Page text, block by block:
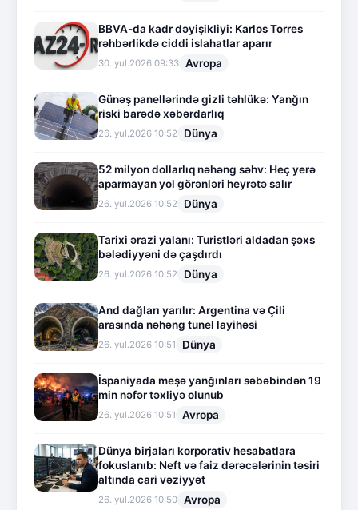
BBVA-da kadr dəyişikliyi: Karlos Torres
rəhbərlikdə ciddi islahatlar aparır
30.İyul.2026 09:33 Avropa
Günəş panellərində gizli təhlükə: Yanğın
riski barədə xəbərdarlıq
26.İyul.2026 10:52 Dünya
52 milyon dollarlıq nəhəng səhv: Heç yerə
aparmayan yol görənləri heyrətə salır
26.İyul.2026 10:52 Dünya
Tarixi ərazi yalanı: Turistləri aldadan şəxs
bələdiyyəni də çaşdırdı
26.İyul.2026 10:52 Dünya
And dağları yarılır: Argentina və Çili
arasında nəhəng tunel layihəsi
26.İyul.2026 10:51 Dünya
İspaniyada meşə yanğınları səbəbindən 19
min nəfər təxliyə olunub
26.İyul.2026 10:51 Avropa
Dünya birjaları korporativ hesabatlara
fokuslanıb: Neft və faiz dərəcələrinin təsiri
altında cari vəziyyət
26.İyul.2026 10:50 Avropa